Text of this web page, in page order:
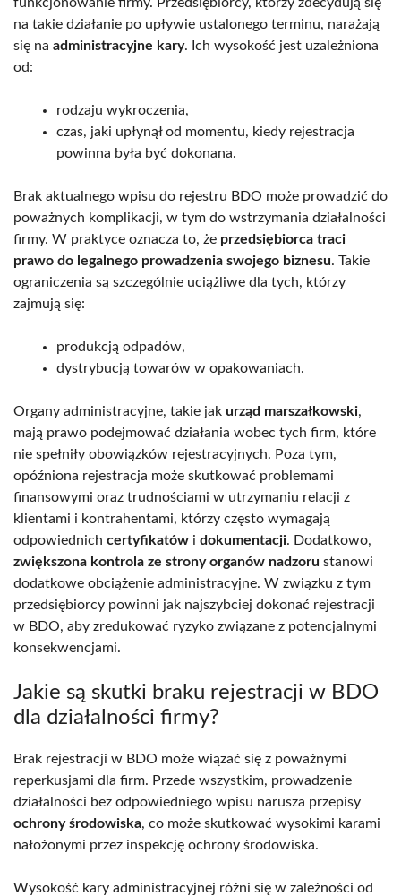
na takie działanie po upływie ustalonego terminu, narażają
się na administracyjne kary. Ich wysokość jest uzależniona
od:
rodzaju wykroczenia,
czas, jaki upłynął od momentu, kiedy rejestracja
powinna była być dokonana.
Brak aktualnego wpisu do rejestru BDO może prowadzić do
poważnych komplikacji, w tym do wstrzymania działalności
firmy. W praktyce oznacza to, że przedsiębiorca traci
prawo do legalnego prowadzenia swojego biznesu. Takie
ograniczenia są szczególnie uciążliwe dla tych, którzy
zajmują się:
produkcją odpadów,
dystrybucją towarów w opakowaniach.
Organy administracyjne, takie jak urząd marszałkowski,
mają prawo podejmować działania wobec tych firm, które
nie spełniły obowiązków rejestracyjnych. Poza tym,
opóźniona rejestracja może skutkować problemami
finansowymi oraz trudnościami w utrzymaniu relacji z
klientami i kontrahentami, którzy często wymagają
odpowiednich certyfikatów i dokumentacji. Dodatkowo,
zwiększona kontrola ze strony organów nadzoru stanowi
dodatkowe obciążenie administracyjne. W związku z tym
przedsiębiorcy powinni jak najszybciej dokonać rejestracji
w BDO, aby zredukować ryzyko związane z potencjalnymi
konsekwencjami.
Jakie są skutki braku rejestracji w BDO
dla działalności firmy?
Brak rejestracji w BDO może wiązać się z poważnymi
reperkusjami dla firm. Przede wszystkim, prowadzenie
działalności bez odpowiedniego wpisu narusza przepisy
ochrony środowiska, co może skutkować wysokimi karami
nałożonymi przez inspekcję ochrony środowiska.
Wysokość kary administracyjnej różni się w zależności od